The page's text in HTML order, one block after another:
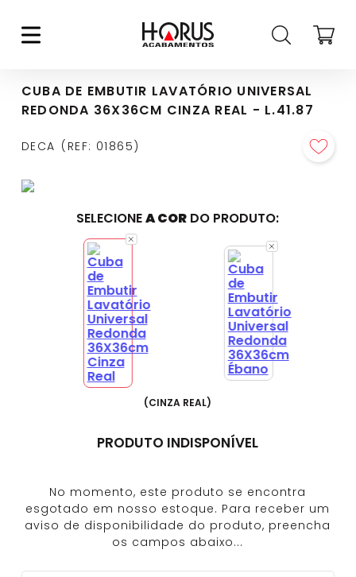
CUBA DE EMBUTIR LAVATÓRIO UNIVERSAL
REDONDA 36X36CM CINZA REAL - L.41.87
DECA REF: 01865
SELECIONEA COR DO PRODUTO:
(CINZA REAL)
PRODUTO INDISPONÍVEL